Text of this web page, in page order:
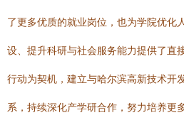
了更多优质的就业岗位，也为学院优化
设、提升科研与社会服务能力提供了直
行动为契机，建立与哈尔滨高新技术开
系，持续深化产学研合作，努力培养更